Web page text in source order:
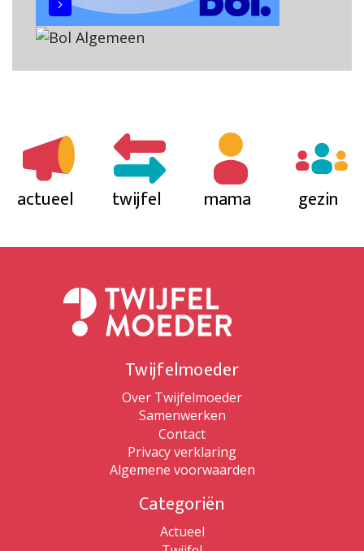
actueel twijfel mama gezin
Twijfelmoeder
Over Twijfelmoeder
Samenwerken
Contact
Privacy verklaring
Algemene voorwaarden
Categoriën
Actueel